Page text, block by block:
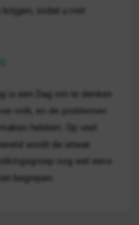
krijgen, zodat u niet
is een Dag om te denken
volk, en de problemen
hebben. Op veel
wordt de ietwat
nog wel eens
begrepen.